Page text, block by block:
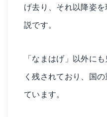
げ去り、それ以降姿
説です。
「なまはげ」以外に
く残されており、国
ています。